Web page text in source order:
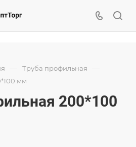
— Труба профильная —
мм
200*100